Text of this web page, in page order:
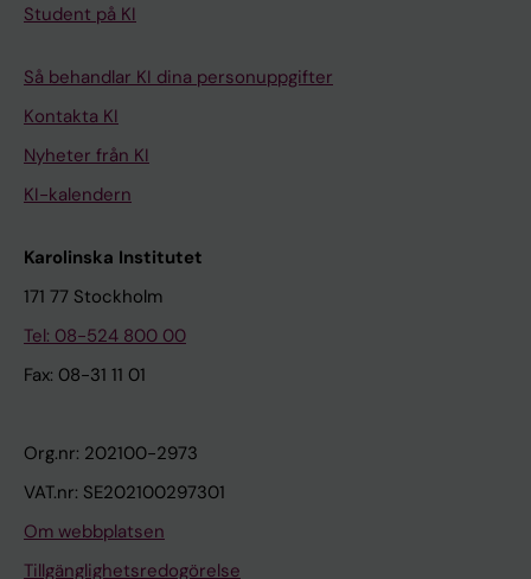
Student på KI
Så behandlar KI dina personuppgifter
Kontakta KI
Nyheter från KI
KI-kalendern
Karolinska Institutet
171 77 Stockholm
Tel: 08-524 800 00
Fax: 08-31 11 01
Org.nr: 202100-2973
VAT.nr: SE202100297301
Om webbplatsen
Tillgänglighetsredogörelse